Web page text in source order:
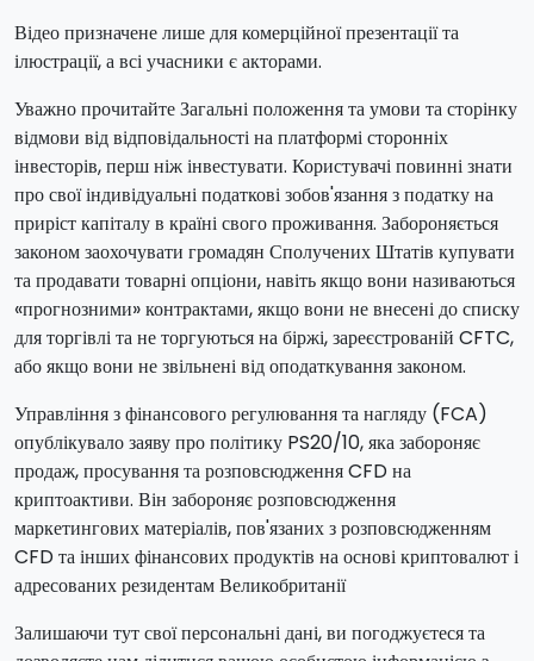
Відео призначене лише для комерційної презентації та
ілюстрації, а всі учасники є акторами.
Уважно прочитайте Загальні положення та умови та сторінку
відмови від відповідальності на платформі сторонніх
інвесторів, перш ніж інвестувати. Користувачі повинні знати
про свої індивідуальні податкові зобов'язання з податку на
приріст капіталу в країні свого проживання. Забороняється
законом заохочувати громадян Сполучених Штатів купувати
та продавати товарні опціони, навіть якщо вони називаються
«прогнозними» контрактами, якщо вони не внесені до списку
для торгівлі та не торгуються на біржі, зареєстрованій CFTC,
або якщо вони не звільнені від оподаткування законом.
Управління з фінансового регулювання та нагляду (FCA)
опублікувало заяву про політику PS20/10, яка забороняє
продаж, просування та розповсюдження CFD на
криптоактиви. Він забороняє розповсюдження
маркетингових матеріалів, пов'язаних з розповсюдженням
CFD та інших фінансових продуктів на основі криптовалют і
адресованих резидентам Великобританії
Залишаючи тут свої персональні дані, ви погоджуєтеся та